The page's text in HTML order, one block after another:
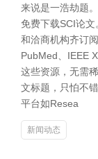
来说是一浩劫题
免费下载SCI论
和洽商机构齐订
PubMed、IEEE
这些资源，无需
文标题，只怕不
平台如Resea
新闻动态